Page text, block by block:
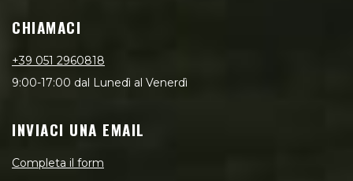
CHIAMACI
+39 051 2960818
9:00-17:00 dal Lunedì al Venerdì
INVIACI UNA EMAIL
Completa il form